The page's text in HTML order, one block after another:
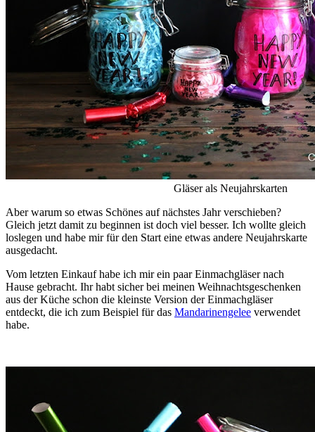
Gläser als Neujahrskarten
Aber warum so etwas Schönes auf nächstes Jahr verschieben?
Gleich jetzt damit zu beginnen ist doch viel besser. Ich wollte gleich
loslegen und habe mir für den Start eine etwas andere Neujahrskarte
ausgedacht.
Vom letzten Einkauf habe ich mir ein paar Einmachgläser nach
Hause gebracht. Ihr habt sicher bei meinen Weihnachtsgeschenken
aus der Küche schon die kleinste Version der Einmachgläser
entdeckt, die ich zum Beispiel für das Mandarinengelee verwendet
habe.